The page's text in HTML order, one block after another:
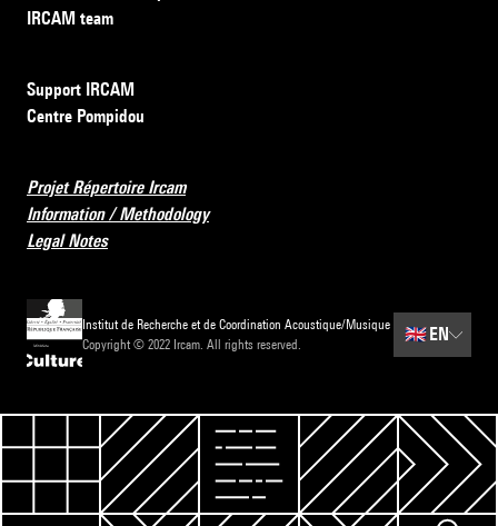
IRCAM team
Support IRCAM
Centre Pompidou
Projet Répertoire Ircam
Information / Methodology
Legal Notes
Institut de Recherche et de Coordination Acoustique/Musique
Copyright © 2022 Ircam. All rights reserved.
🇬🇧 EN